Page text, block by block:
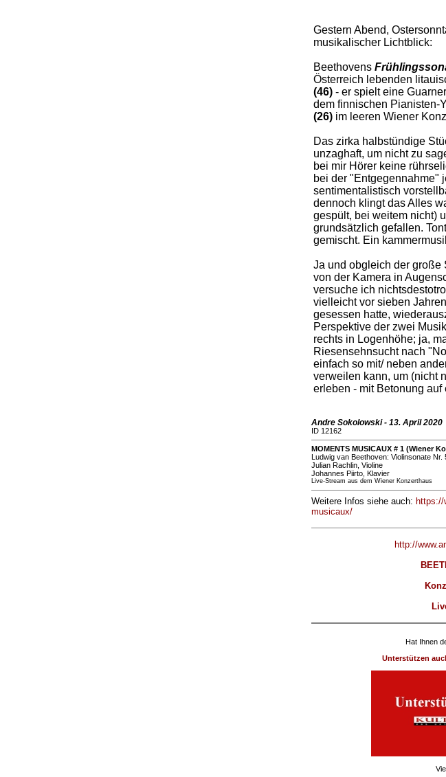
Gestern Abend,
musikalischer Lichtblick:
Beethovens
Österreich lebenden
(46)- er spielt eine
dem finnischen Pianisten-
(26)im leeren Wiener
Das zirka halbstündige
unzaghaft, um nicht zu
bei mir Hörer keine
bei der "Entgegennahme"
sentimentalistisch
dennoch klingt das Alles
gespült, bei weitem nicht)
grundsätzlich gefallen.
gemischt. Ein
Ja und obgleich der
von der Kamera in
versuche ich
vielleicht vor sieben
gesessen hatte,
Perspektive der zwei
rechts in Logenhöhe; ja,
Riesensehnsucht nach
einfach so mit/ neben
verweilen kann, um (nicht
erleben - mit Betonung auf
Andre Sokolowski - 13. April 2020
ID 12162
MOMENTS MUSICAUX # 1 (Wiener
Ludwig van Beethoven: Violinsonate
Julian Rachlin, Violine
Johannes Piirto, Klavier
Live-Stream aus dem Wiener Konzerthaus
Weitere Infos siehe auch: https://
musicaux/
http://
Hat Ihnen
Unterstützen